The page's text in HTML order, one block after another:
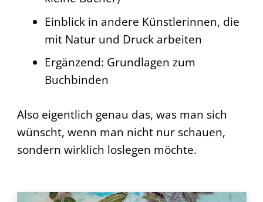
Einblick in andere Künstlerinnen, die
mit Natur und Druck arbeiten
Ergänzend: Grundlagen zum
Buchbinden
Also eigentlich genau das, was man sich
wünscht, wenn man nicht nur schauen,
sondern wirklich loslegen möchte.